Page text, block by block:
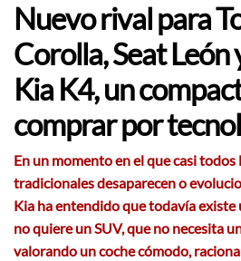
Nuevo rival para
Corolla, Seat
Kia K4, un
comprar por
En un momento en el que casi todos
tradicionales desaparecen o
Kia ha entendido que todavía
no quiere un SUV, que no necesita
valorando un coche cómodo,